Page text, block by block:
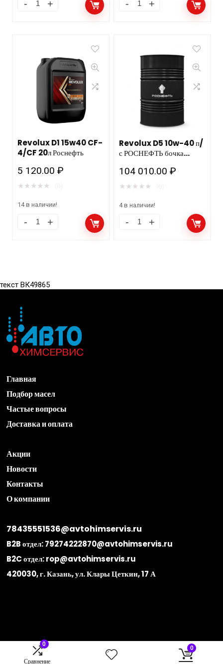
0
Сравнение
0
Revolux D1 15w40 CF-
4/CF 20л Роснефть
5 120.00₽
★ ★ ★ ★ ★
14 в наличии!
Revolux D5 10w-40 п/
с РОСНЕФТЬ бочка
104 010.00₽
★ ★ ★ ★ ★
4 в наличии!
текст ВК49865
Главная
Подбор масел
Частые вопросы
Доставка и оплата
Акции
Новости
Контакты
О компании
78435551536@avtohimservis.ru
B2B отдел:79274222870@avtohimservis.ru
B2C отдел:rop@avtohimservis.ru
420030, г. Казань, ул. Клары Цеткин, 17 А